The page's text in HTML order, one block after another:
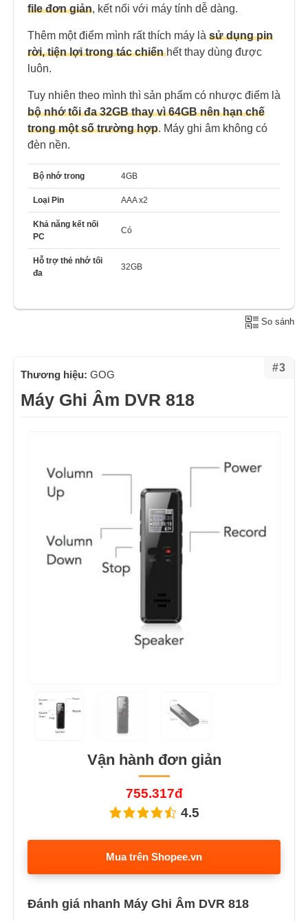
file đơn giản, kết nối với máy tính dễ dàng.
Thêm một điểm mình rất thích máy là sử dụng pin
rời, tiện lợi trong tác chiếnhết thay dùng được
luôn.
Tuy nhiên theo mình thì sản phẩm có nhược điểm là
bộ nhớ tối đa 32GB thay vì 64GB nên hạn chế
trong một số trường hợp. Máy ghi âm không có
đèn nền.
Bộ nhớ trong 4GB
Loại Pin AAA x2
Khả năng kết nối
PC
Có
Hỗ trợ thẻ nhớ tối
đa
32GB
So sánh
#3
Thương hiệu: GOG
Máy Ghi Âm DVR 818
Vận hành đơn giản
755.317đ
4.5
Mua trên Shopee.vn
Đánh giá nhanh Máy Ghi Âm DVR 818